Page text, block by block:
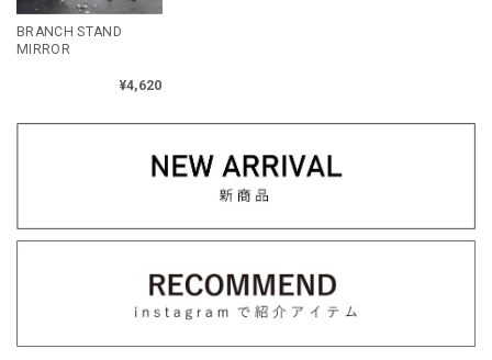
BRANCH STAND
MIRROR
¥4,620